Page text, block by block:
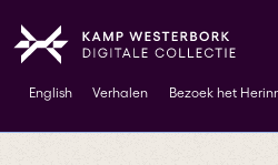
English Verhalen Bezoek het